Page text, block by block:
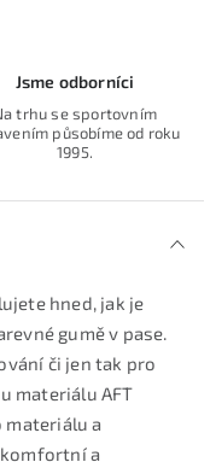
Jsme odborníci
trhu se sportovním
působíme od roku
1995.
hned, jak je
gumě v pase.
či jen tak pro
materiálu AFT
a
a